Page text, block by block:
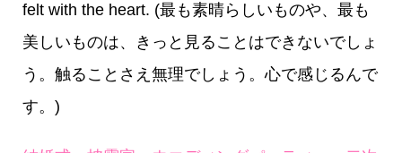
felt with the heart. (最も素晴らしいものや、最も
美しいものは、きっと見ることはできないでしょ
う。触ることさえ無理でしょう。心で感じるんで
す。)